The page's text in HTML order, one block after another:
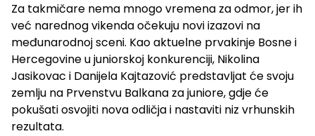
Za takmičare nema mnogo vremena za odmor, jer ih
već narednog vikenda očekuju novi izazovi na
međunarodnoj sceni. Kao aktuelne prvakinje Bosne i
Hercegovine u juniorskoj konkurenciji, Nikolina
Jasikovac i Danijela Kajtazović predstavljat će svoju
zemlju na Prvenstvu Balkana za juniore, gdje će
pokušati osvojiti nova odličja i nastaviti niz vrhunskih
rezultata.